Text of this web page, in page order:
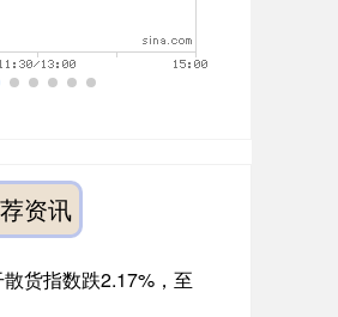
资讯
货指数跌2.17%，至